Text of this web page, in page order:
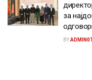
за
BY